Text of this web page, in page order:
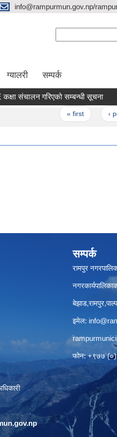
info@rampurmun.gov.np/
ग्यालरी सम्पर्क
संचालन गरिएको सम्बन्धी सूचना
« first ‹
सम्पर्क
रामपुर
इमेल:
फोन: +९७७